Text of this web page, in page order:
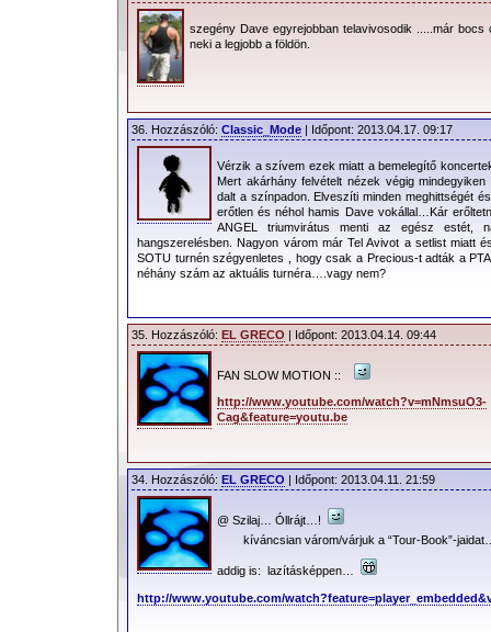
szegény Dave egyrejobban telavivosodik .....már
neki a legjobb a földön.
36. Hozzászóló: Classic_Mode | Időpont: 2013.04.17. 09:17
Vérzik a szívem ezek miatt a bemelegítő
Mert akárhány felvételt nézek végig
dalt a színpadon. Elveszíti minden meghittségét
erőtlen és néhol hamis Dave vokállal…Kár
ANGEL triumvirátus menti az egész estét,
hangszerelésben. Nagyon várom már Tel Avivot a setlist miatt
SOTU turnén szégyenletes , hogy csak a Precious-t adták a
néhány szám az aktuális turnéra….vagy nem?
35. Hozzászóló: EL GRECO | Időpont: 2013.04.14. 09:44
FAN SLOW MOTION ::
http://www.youtube.com/watch?v=mNmsuO3-
Cag&feature=youtu.be
34. Hozzászóló: EL GRECO | Időpont: 2013.04.11. 21:59
@ Szilaj… Óllrájt…!
kíváncsian várom/várjuk a “Tour-Book”-
addig is: lazításképpen…
http://www.youtube.com/